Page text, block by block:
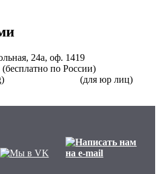
24а, оф. 1419
(бесплатно по России)
(для юр лиц)